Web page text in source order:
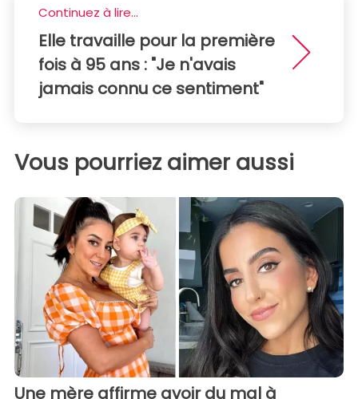
Continuez à lire...
Elle travaille pour la première
fois à 95 ans : "Je n'avais
jamais connu ce sentiment"
Vous pourriez aimer aussi
Une mère affirme avoir du mal à